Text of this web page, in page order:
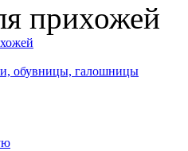
прихожей
обувницы, галошницы